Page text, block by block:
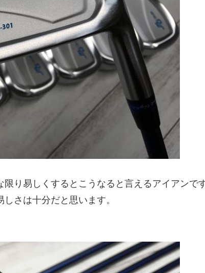
り易しくするとこうなると言えるアイアンです
さは十分だと思います。